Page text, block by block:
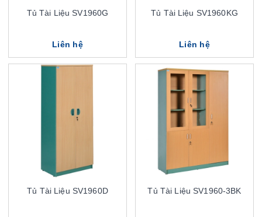
Tủ Tài Liệu SV1960G
Liên hệ
Tủ Tài Liệu SV1960KG
Liên hệ
Tủ Tài Liệu SV1960D Tủ Tài Liệu SV1960-3BK